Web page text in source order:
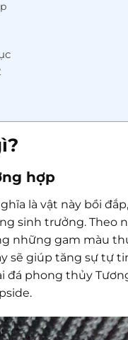
hợp
là vật này bồi
sinh trưởng. Theo
những gam màu
sẽ giúp tăng sự tự
đá phong thủy